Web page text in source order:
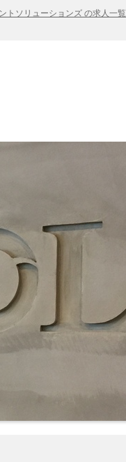
トソリューションズ の求人一覧